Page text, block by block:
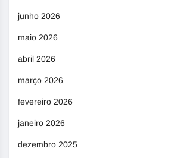
junho 2026
maio 2026
abril 2026
março 2026
fevereiro 2026
janeiro 2026
dezembro 2025